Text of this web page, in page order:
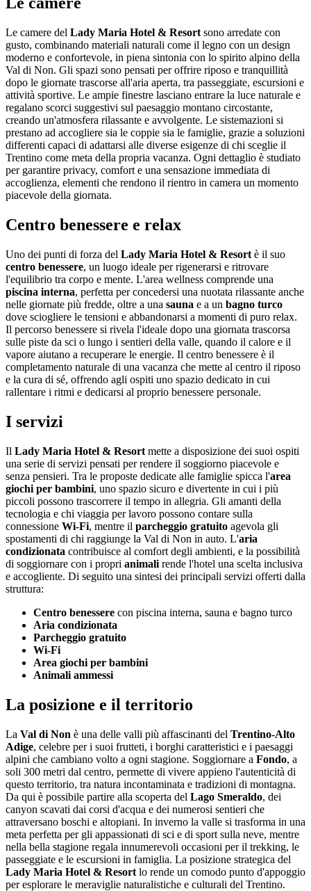
Le camere del Lady Maria Hotel & Resort sono arredate con
gusto, combinando materiali naturali come il legno con un design
moderno e confortevole, in piena sintonia con lo spirito alpino della
Val di Non. Gli spazi sono pensati per offrire riposo e tranquillità
dopo le giornate trascorse all'aria aperta, tra passeggiate, escursioni e
attività sportive. Le ampie finestre lasciano entrare la luce naturale e
regalano scorci suggestivi sul paesaggio montano circostante,
creando un'atmosfera rilassante e avvolgente. Le sistemazioni si
prestano ad accogliere sia le coppie sia le famiglie, grazie a soluzioni
differenti capaci di adattarsi alle diverse esigenze di chi sceglie il
Trentino come meta della propria vacanza. Ogni dettaglio è studiato
per garantire privacy, comfort e una sensazione immediata di
accoglienza, elementi che rendono il rientro in camera un momento
piacevole della giornata.
Centro benessere e relax
Uno dei punti di forza del Lady Maria Hotel & Resort è il suo
centro benessere, un luogo ideale per rigenerarsi e ritrovare
l'equilibrio tra corpo e mente. L'area wellness comprende una
piscina interna, perfetta per concedersi una nuotata rilassante anche
nelle giornate più fredde, oltre a una sauna e a un bagno turco
dove sciogliere le tensioni e abbandonarsi a momenti di puro relax.
Il percorso benessere si rivela l'ideale dopo una giornata trascorsa
sulle piste da sci o lungo i sentieri della valle, quando il calore e il
vapore aiutano a recuperare le energie. Il centro benessere è il
completamento naturale di una vacanza che mette al centro il riposo
e la cura di sé, offrendo agli ospiti uno spazio dedicato in cui
rallentare i ritmi e dedicarsi al proprio benessere personale.
I servizi
Il Lady Maria Hotel & Resort mette a disposizione dei suoi ospiti
una serie di servizi pensati per rendere il soggiorno piacevole e
senza pensieri. Tra le proposte dedicate alle famiglie spicca l'area
giochi per bambini, uno spazio sicuro e divertente in cui i più
piccoli possono trascorrere il tempo in allegria. Gli amanti della
tecnologia e chi viaggia per lavoro possono contare sulla
connessione Wi-Fi, mentre il parcheggio gratuito agevola gli
spostamenti di chi raggiunge la Val di Non in auto. L'aria
condizionata contribuisce al comfort degli ambienti, e la possibilità
di soggiornare con i propri animali rende l'hotel una scelta inclusiva
e accogliente. Di seguito una sintesi dei principali servizi offerti dalla
struttura:
Centro benessere con piscina interna, sauna e bagno turco
Aria condizionata
Parcheggio gratuito
Wi-Fi
Area giochi per bambini
Animali ammessi
La posizione e il territorio
La Val di Non è una delle valli più affascinanti del Trentino-Alto
Adige, celebre per i suoi frutteti, i borghi caratteristici e i paesaggi
alpini che cambiano volto a ogni stagione. Soggiornare a Fondo, a
soli 300 metri dal centro, permette di vivere appieno l'autenticità di
questo territorio, tra natura incontaminata e tradizioni di montagna.
Da qui è possibile partire alla scoperta del Lago Smeraldo, dei
canyon scavati dai corsi d'acqua e dei numerosi sentieri che
attraversano boschi e altopiani. In inverno la valle si trasforma in una
meta perfetta per gli appassionati di sci e di sport sulla neve, mentre
nella bella stagione regala innumerevoli occasioni per il trekking, le
passeggiate e le escursioni in famiglia. La posizione strategica del
Lady Maria Hotel & Resort lo rende un comodo punto d'appoggio
per esplorare le meraviglie naturalistiche e culturali del Trentino.